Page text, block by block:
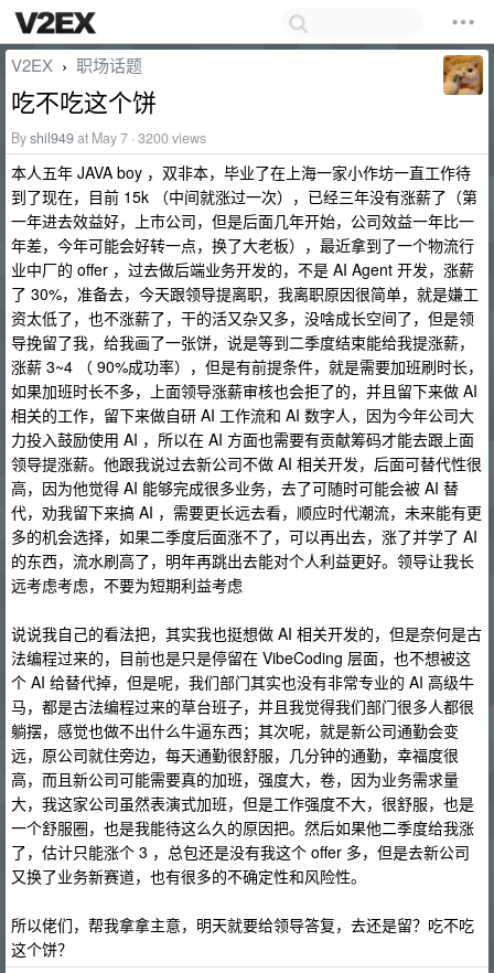
V2EX › 职场话题
吃不吃这个饼
Byshil949at May 7 · 3200 views
本人五年 JAVA boy ，双非本，毕业了在上海一家小作坊一直工作待
到了现在，目前 15k （中间就涨过一次），已经三年没有涨薪了（第
一年进去效益好，上市公司，但是后面几年开始，公司效益一年比一
年差，今年可能会好转一点，换了大老板），最近拿到了一个物流行
业中厂的 offer ，过去做后端业务开发的，不是 AI Agent 开发，涨薪
了 30%，准备去，今天跟领导提离职，我离职原因很简单，就是嫌工
资太低了，也不涨薪了，干的活又杂又多，没啥成长空间了，但是领
导挽留了我，给我画了一张饼，说是等到二季度结束能给我提涨薪，
涨薪 3~4 （ 90%成功率），但是有前提条件，就是需要加班刷时长，
如果加班时长不多，上面领导涨薪审核也会拒了的，并且留下来做 AI
相关的工作，留下来做自研 AI 工作流和 AI 数字人，因为今年公司大
力投入鼓励使用 AI ，所以在 AI 方面也需要有贡献筹码才能去跟上面
领导提涨薪。他跟我说过去新公司不做 AI 相关开发，后面可替代性很
高，因为他觉得 AI 能够完成很多业务，去了可随时可能会被 AI 替
代，劝我留下来搞 AI ，需要更长远去看，顺应时代潮流，未来能有更
多的机会选择，如果二季度后面涨不了，可以再出去，涨了并学了 AI
的东西，流水刷高了，明年再跳出去能对个人利益更好。领导让我长
远考虑考虑，不要为短期利益考虑
说说我自己的看法把，其实我也挺想做 AI 相关开发的，但是奈何是古
法编程过来的，目前也是只是停留在 VibeCoding 层面，也不想被这
个 AI 给替代掉，但是呢，我们部门其实也没有非常专业的 AI 高级牛
马，都是古法编程过来的草台班子，并且我觉得我们部门很多人都很
躺摆，感觉也做不出什么牛逼东西；其次呢，就是新公司通勤会变
远，原公司就住旁边，每天通勤很舒服，几分钟的通勤，幸福度很
高，而且新公司可能需要真的加班，强度大，卷，因为业务需求量
大，我这家公司虽然表演式加班，但是工作强度不大，很舒服，也是
一个舒服圈，也是我能待这么久的原因把。然后如果他二季度给我涨
了，估计只能涨个 3 ，总包还是没有我这个 offer 多，但是去新公司
又换了业务新赛道，也有很多的不确定性和风险性。
所以佬们，帮我拿拿主意，明天就要给领导答复，去还是留？吃不吃
这个饼？